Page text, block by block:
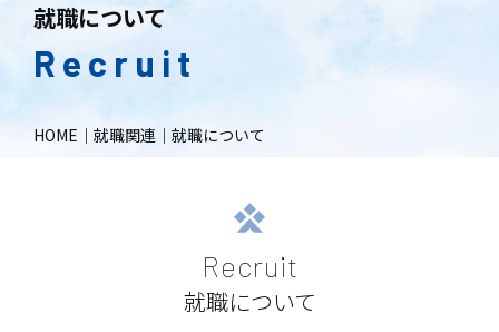
就職について
Recruit
HOME ｜ 就職関連 ｜ 就職について
Recruit
就職について